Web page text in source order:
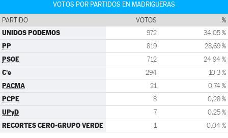
VOTOS POR PARTIDOS EN MADRIGUERAS
PARTIDO VOTOS %
UNIDOS PODEMOS 972 34,05 %
PP 819 28,69 %
PSOE 712 24,94 %
C's 294 10,3 %
PACMA 21 0,74 %
PCPE 8 0,28 %
UPyD 7 0,25 %
RECORTES CERO-GRUPO VERDE 1 0,04 %